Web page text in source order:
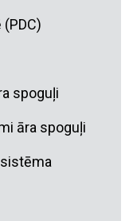
spoguļi
āra spoguļi